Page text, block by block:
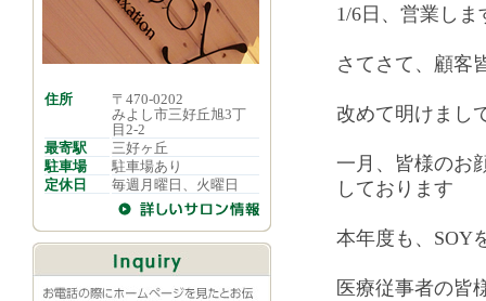
1/6日、営業しま
さてさて、顧客
改めて明けまし
一月、皆様のお
しております
本年度も、SOY
医療従事者の皆
住所
〒470-0202
みよし市三好丘旭3丁
目2-2
最寄駅
三好ヶ丘
駐車場
駐車場あり
定休日
毎週月曜日、火曜日